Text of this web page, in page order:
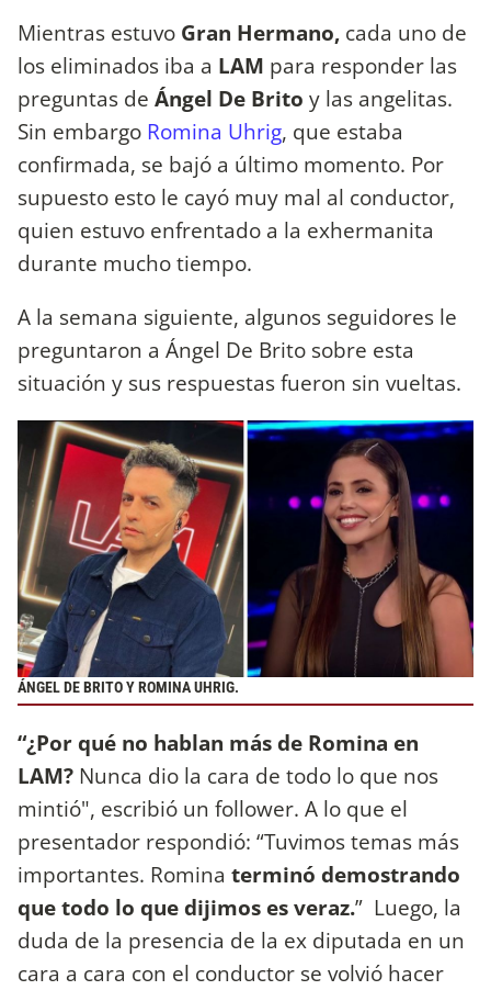
Mientras estuvo Gran Hermano, cada uno de
los eliminados iba a LAM para responder las
preguntas de Ángel De Brito y las angelitas.
Sin embargo Romina Uhrig, que estaba
confirmada, se bajó a último momento. Por
supuesto esto le cayó muy mal al conductor,
quien estuvo enfrentado a la exhermanita
durante mucho tiempo.
A la semana siguiente, algunos seguidores le
preguntaron a Ángel De Brito sobre esta
situación y sus respuestas fueron sin vueltas.
ÁNGEL DE BRITO Y ROMINA UHRIG.
“¿Por qué no hablan más de Romina en
LAM? Nunca dio la cara de todo lo que nos
mintió", escribió un follower. A lo que el
presentador respondió: “Tuvimos temas más
importantes. Romina terminó demostrando
que todo lo que dijimos es veraz.” Luego, la
duda de la presencia de la ex diputada en un
cara a cara con el conductor se volvió hacer